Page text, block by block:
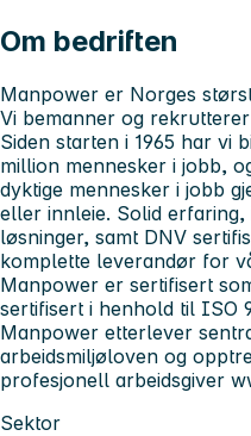
Om bedriften
Manpower er Norges
Vi bemanner og
Siden starten i 1965 har vi
million mennesker i jobb,
dyktige mennesker i jobb
eller innleie. Solid
løsninger, samt DNV
komplette leverandør for
Manpower er sertifisert
sertifisert i henhold til ISO
Manpower etterlever
arbeidsmiljøloven og
profesjonell arbeidsgiver
Sektor